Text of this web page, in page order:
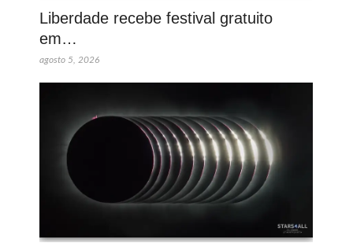
Liberdade recebe festival gratuito
em…
agosto 5, 2026